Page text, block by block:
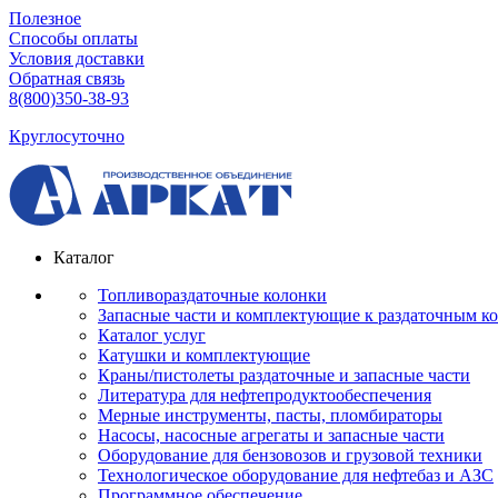
Полезное
Способы оплаты
Условия доставки
Обратная связь
8(800)350-38-93
Круглосуточно
Каталог
Топливораздаточные колонки
Запасные части и комплектующие к раздаточным
Каталог услуг
Катушки и комплектующие
Краны/пистолеты раздаточные и запасные части
Литература для нефтепродуктообеспечения
Мерные инструменты, пасты, пломбираторы
Насосы, насосные агрегаты и запасные части
Оборудование для бензовозов и грузовой техники
Технологическое оборудование для нефтебаз и АЗС